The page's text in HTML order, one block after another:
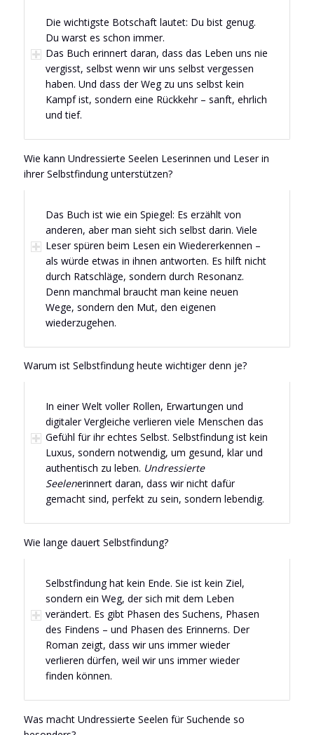
Die wichtigste Botschaft lautet: Du bist genug.
Du warst es schon immer.
Das Buch erinnert daran, dass das Leben uns nie
vergisst, selbst wenn wir uns selbst vergessen
haben. Und dass der Weg zu uns selbst kein
Kampf ist, sondern eine Rückkehr – sanft, ehrlich
und tief.
Wie kann Undressierte Seelen Leserinnen und Leser in
ihrer Selbstfindung unterstützen?
Das Buch ist wie ein Spiegel: Es erzählt von
anderen, aber man sieht sich selbst darin. Viele
Leser spüren beim Lesen ein Wiedererkennen –
als würde etwas in ihnen antworten. Es hilft nicht
durch Ratschläge, sondern durch Resonanz.
Denn manchmal braucht man keine neuen
Wege, sondern den Mut, den eigenen
wiederzugehen.
Warum ist Selbstfindung heute wichtiger denn je?
In einer Welt voller Rollen, Erwartungen und
digitaler Vergleiche verlieren viele Menschen das
Gefühl für ihr echtes Selbst. Selbstfindung ist kein
Luxus, sondern notwendig, um gesund, klar und
authentisch zu leben. Undressierte
Seelenerinnert daran, dass wir nicht dafür
gemacht sind, perfekt zu sein, sondern lebendig.
Wie lange dauert Selbstfindung?
Selbstfindung hat kein Ende. Sie ist kein Ziel,
sondern ein Weg, der sich mit dem Leben
verändert. Es gibt Phasen des Suchens, Phasen
des Findens – und Phasen des Erinnerns. Der
Roman zeigt, dass wir uns immer wieder
verlieren dürfen, weil wir uns immer wieder
finden können.
Was macht Undressierte Seelen für Suchende so